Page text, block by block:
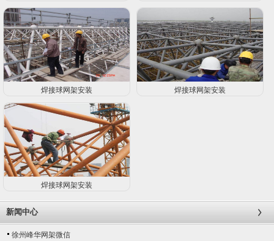
焊接球网架安装 焊接球网架安装
焊接球网架安装
新闻中心
徐州峰华网架微信